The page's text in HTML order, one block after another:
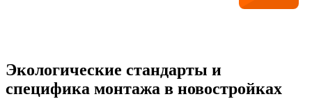
Экологические стандарты и
специфика монтажа в новостройках